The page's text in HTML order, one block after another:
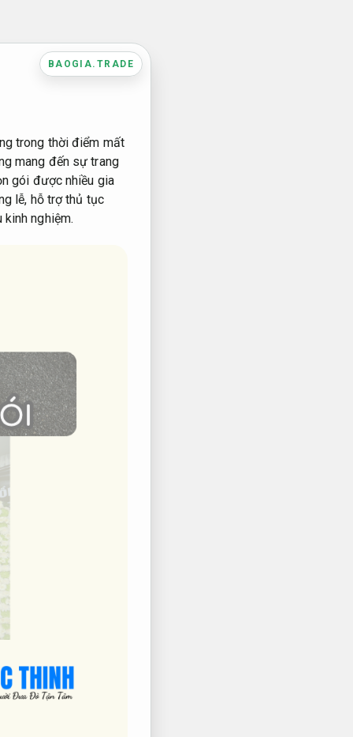
BAOGIA.TRADE
trong thời điểm mất
mang đến sự trang
gói được nhiều gia
lễ, hỗ trợ thủ tục
nghiệm.